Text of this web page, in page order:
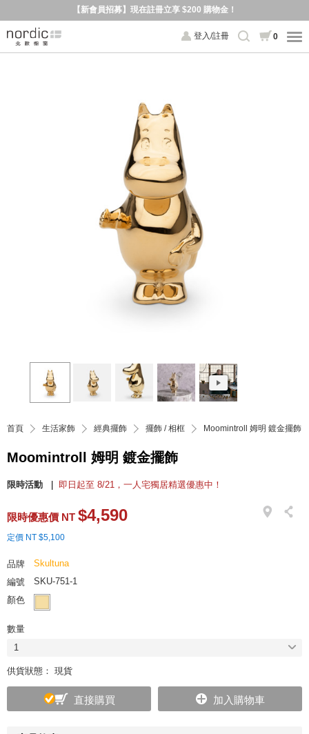
【新會員招募】現在註冊立享 $200 購物金！
登入/註冊 0
首頁 生活家飾 經典擺飾 擺飾 / 相框 Moomintroll 姆明 鍍金擺飾
Moomintroll 姆明 鍍金擺飾
限時活動 即日起至 8/21，一人宅獨居精選優惠中！
限時優惠價 NT $4,590
定價 NT $5,100
品牌
Skultuna
編號
SKU-751-1
顏色
數量
1
供貨狀態： 現貨
直接購買 加入購物車